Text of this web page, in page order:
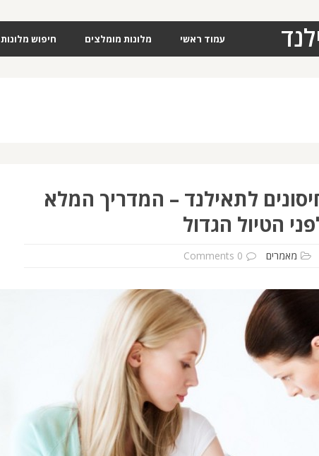
עמוד ראשי מלונות מומלצים חיפוש מלונות
לתאילנד – המדריך המלא
הטיול הגדול
מאמרים 0 Comments